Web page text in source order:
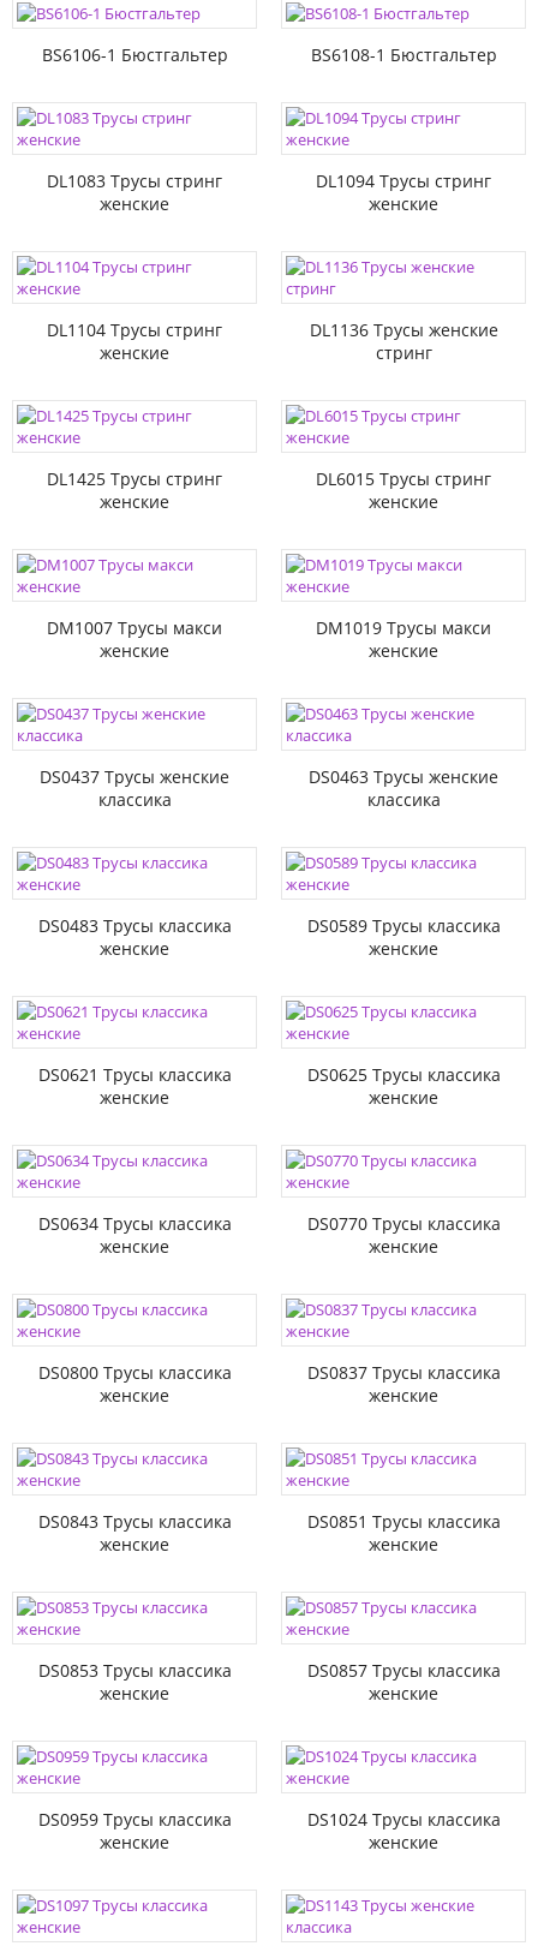
BS6106-1 Бюстгальтер BS6108-1 Бюстгальтер
DL1083 Трусы стринг
женские
DL1094 Трусы стринг
женские
DL1104 Трусы стринг
женские
DL1136 Трусы женские
стринг
DL1425 Трусы стринг
женские
DL6015 Трусы стринг
женские
DM1007 Трусы макси
женские
DM1019 Трусы макси
женские
DS0437 Трусы женские
классика
DS0463 Трусы женские
классика
DS0483 Трусы классика
женские
DS0589 Трусы классика
женские
DS0621 Трусы классика
женские
DS0625 Трусы классика
женские
DS0634 Трусы классика
женские
DS0770 Трусы классика
женские
DS0800 Трусы классика
женские
DS0837 Трусы классика
женские
DS0843 Трусы классика
женские
DS0851 Трусы классика
женские
DS0853 Трусы классика
женские
DS0857 Трусы классика
женские
DS0959 Трусы классика
женские
DS1024 Трусы классика
женские